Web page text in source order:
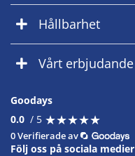
Hållbarhet
Vårt erbjudande
Goodays
0.0 / 5 ★★★★★
★★★★★
0 Verifierade av
Följ oss på sociala medier